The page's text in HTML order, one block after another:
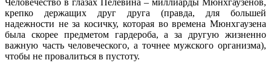
крепко держащих друг друга (правда, для большей
надежности не за косичку, которая во времена Мюнхгаузена
была скорее предметом гардероба, а за другую жизненно
важную часть человеческого, а точнее мужского организма),
чтобы не провалиться в пустоту.